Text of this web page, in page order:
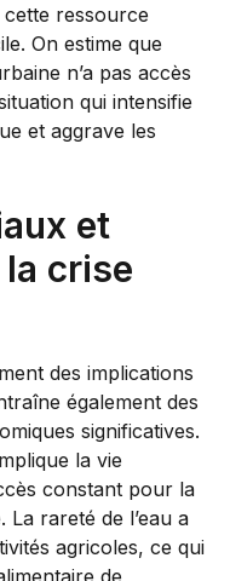
cette ressource
On estime que
n’a pas accès
qui intensifie
et aggrave les
et
crise
des implications
également des
significatives.
la vie
constant pour la
La rareté de l’eau a
agricoles, ce qui